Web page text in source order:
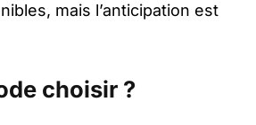
mais l’anticipation est
choisir ?